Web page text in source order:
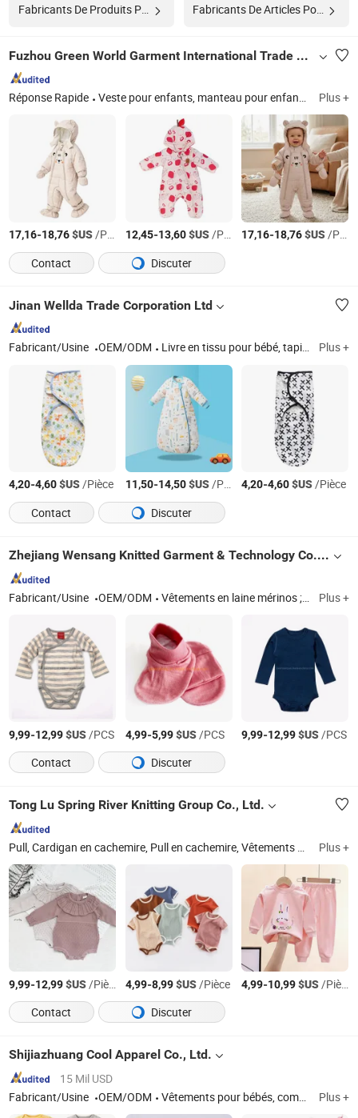
Fabricants De Produits Pour Bébés Fabricants De Articles Pour Bébés
Fuzhou Green World Garment International Trade Co., Ltd
Réponse Rapide Veste pour enfants, manteau pour enfants, salopette pour enfants, veste d'hiver pour enfants, manteau d'hiver pour enfants, veste de ski, veste, manteau d'enfant, veste pour enfants, combinaison d'hiver pour enfants Plus +
17,16-18,76$US/Pièce 12,45-13,60$US/Pièce 17,16-18,76$US/Pièce
Contact
Discuter
Jinan Wellda Trade Corporation Ltd
Fabricant/Usine OEM/ODM Livre en tissu pour bébé, tapis de jeu pour bébé, sac à dos pour bébé Plus +
4,20-4,60$US/Pièce 11,50-14,50$US/Pièce 4,20-4,60$US/Pièce
Contact
Discuter
Zhejiang Wensang Knitted Garment & Technology Co., Ltd.
Fabricant/Usine OEM/ODM Vêtements en laine mérinos ; couche de base en laine mérinos ; t-shirt en laine mérinos ; sous-vêtements en laine mérinos ; vêtements pour enfants en laine mérinos Plus +
9,99-12,99$US/PCS 4,99-5,99$US/PCS 9,99-12,99$US/PCS
Contact
Discuter
Tong Lu Spring River Knitting Group Co., Ltd.
Pull, Cardigan en cachemire, Pull en cachemire, Vêtements en tricot, Pull en mérinos, Pull tricoté, Pull pour enfant, Pull en laine, Pull pour femmes, Pull pour hommes Plus +
9,99-12,99$US/Pièce 4,99-8,99$US/Pièce 4,99-10,99$US/Pièce
Contact
Discuter
Shijiazhuang Cool Apparel Co., Ltd.
15 Mil USD
Fabricant/Usine
OEM/ODM Vêtements pour bébés, combinaison pour bébés, bavoir pour bébés, body pour bébés, pyjamas, t-shirts, chemises, pyjamas, sac de couchage pour bébés, chapeaux pour bébés Plus +